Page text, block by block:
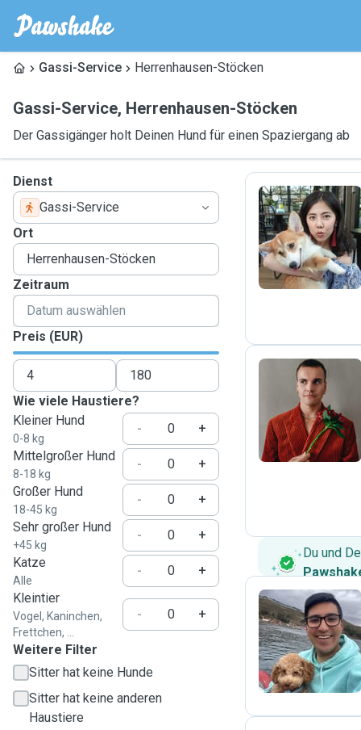
Gassi-Service Herrenhausen-Stöcken
Gassi-Service, Herrenhausen-Stöcken
Der Gassigänger holt Deinen Hund für einen Spaziergang ab
Dienst
Gassi-Service
Ort
Zeitraum
Preis (EUR)
Wie viele Haustiere?
Kleiner Hund
0-8 kg
-
+
Mittelgroßer Hund
8-18 kg
-
+
Großer Hund
18-45 kg
-
+
Sehr großer Hund
+45 kg
-
+
Katze
Alle
-
+
Kleintier
Vogel, Kaninchen,
Frettchen, ...
- +
Weitere Filter
Sitter hat keine Hunde
Sitter hat keine anderen
Haustiere
A
D
Du und
C